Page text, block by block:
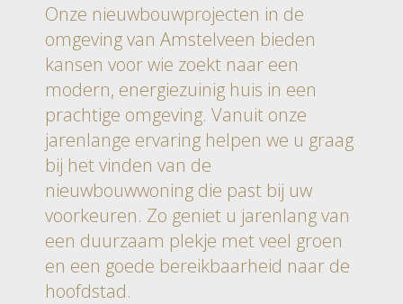
Onze nieuwbouwprojecten in de
omgeving van Amstelveen bieden
kansen voor wie zoekt naar een
modern, energiezuinig huis in een
prachtige omgeving. Vanuit onze
jarenlange ervaring helpen we u graag
bij het vinden van de
nieuwbouwwoning die past bij uw
voorkeuren. Zo geniet u jarenlang van
een duurzaam plekje met veel groen
en een goede bereikbaarheid naar de
hoofdstad.